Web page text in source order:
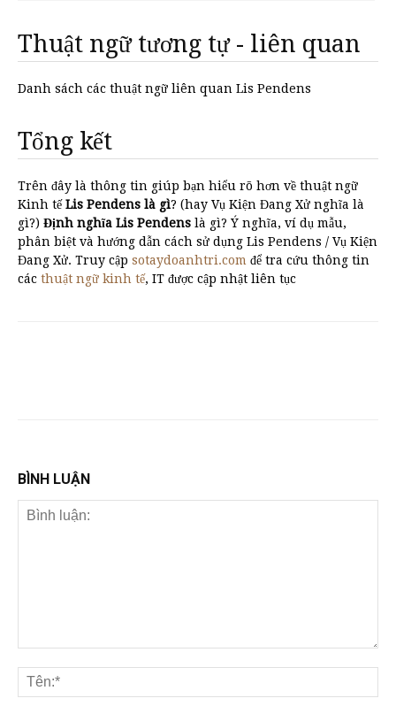
Thuật ngữ tương tự - liên quan
Danh sách các thuật ngữ liên quan Lis Pendens
Tổng kết
Trên đây là thông tin giúp bạn hiểu rõ hơn về thuật ngữ
Kinh tếLis Pendens là gì? (hay Vụ Kiện Đang Xử nghĩa là
gì?) Định nghĩa Lis Pendens là gì? Ý nghĩa, ví dụ mẫu,
phân biệt và hướng dẫn cách sử dụng Lis Pendens / Vụ Kiện
Đang Xử. Truy cập sotaydoanhtri.com để tra cứu thông tin
các thuật ngữ kinh tế, IT được cập nhật liên tục
BÌNH LUẬN